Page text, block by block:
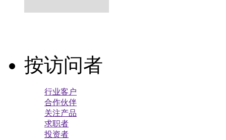
按访问者
行业客户
合作伙伴
关注产品
求职者
投资者